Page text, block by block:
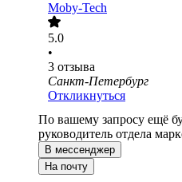
Moby-Tech
5.0
•
3 отзыва
Санкт-Петербург
Откликнуться
По вашему запросу ещё
руководитель отдела
В мессенджер
На почту